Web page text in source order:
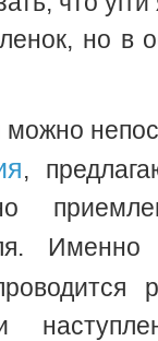
но в
можно
,